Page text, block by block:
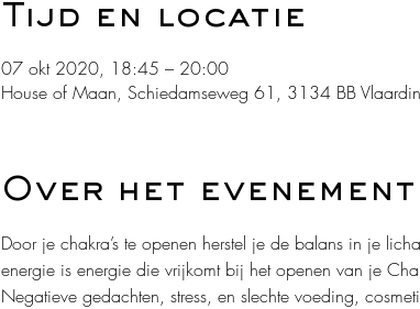
Tijd en locatie
07 okt 2020, 18:45 – 20:00
House of Maan, Schiedamseweg 61, 3134 BB
Over het evenement
Door je chakra’s te openen herstel je de balans in je
energie is energie die vrijkomt bij het openen van je
Negatieve gedachten, stress, en slechte voeding,